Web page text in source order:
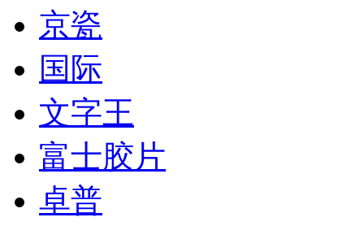
京瓷
国际
文字王
富士胶片
卓普